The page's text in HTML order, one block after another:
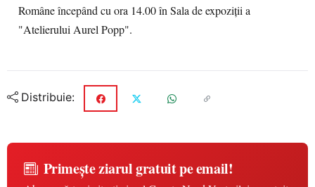
Române începând cu ora 14.00 în Sala de expoziţii a
"Atelierului Aurel Popp".
Distribuie:
Primește ziarul gratuit pe email!